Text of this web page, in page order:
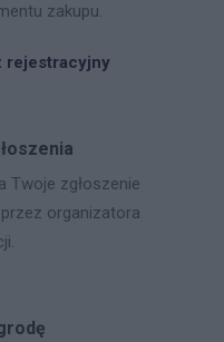
zakupu.
rejestracyjny
Twoje zgłoszenie
organizatora